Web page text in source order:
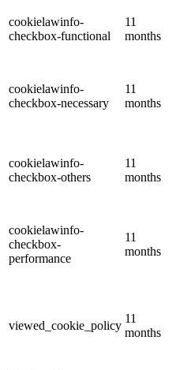
cookielawinfo-
checkbox-functional
11
months
cookielawinfo-
checkbox-necessary
11
months
cookielawinfo-
checkbox-others
11
months
cookielawinfo-
checkbox-
performance
11
months
viewed_cookie_policy
11
months